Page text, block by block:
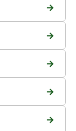
→
→
→
→
→